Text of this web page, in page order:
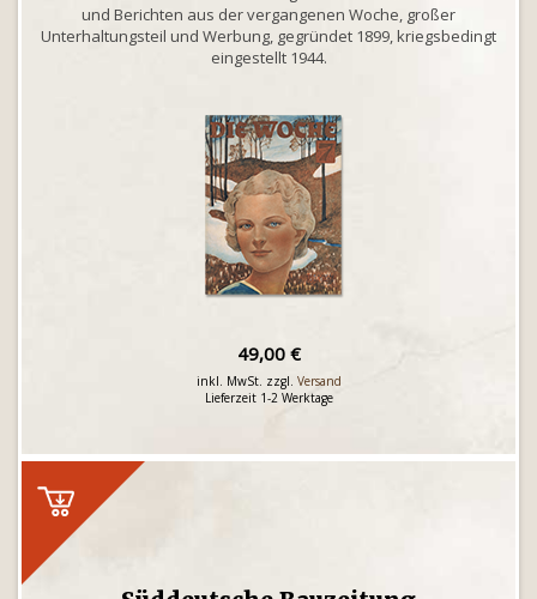
und Berichten aus der vergangenen Woche, großer
Unterhaltungsteil und Werbung, gegründet 1899, kriegsbedingt
eingestellt 1944.
49,00 €
inkl. MwSt. zzgl. Versand
Lieferzeit 1-2 Werktage